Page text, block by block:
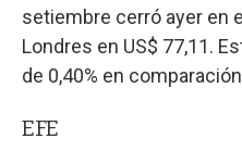
setiembre cerró ayer en
Londres en US$ 77,11.
de 0,40% en
EFE